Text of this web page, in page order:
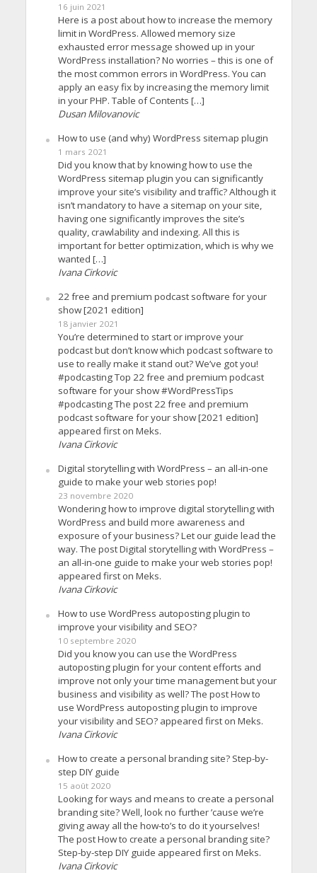
16 juin 2021
Here is a post about how to increase the memory
limit in WordPress. Allowed memory size
exhausted error message showed up in your
WordPress installation? No worries – this is one of
the most common errors in WordPress. You can
apply an easy fix by increasing the memory limit
in your PHP. Table of Contents […]
Dusan Milovanovic
How to use (and why) WordPress sitemap plugin
1 mars 2021
Did you know that by knowing how to use the
WordPress sitemap plugin you can significantly
improve your site’s visibility and traffic? Although it
isn’t mandatory to have a sitemap on your site,
having one significantly improves the site’s
quality, crawlability and indexing. All this is
important for better optimization, which is why we
wanted […]
Ivana Cirkovic
22 free and premium podcast software for your
show [2021 edition]
18 janvier 2021
You’re determined to start or improve your
podcast but don’t know which podcast software to
use to really make it stand out? We’ve got you!
#podcasting Top 22 free and premium podcast
software for your show #WordPressTips
#podcasting The post 22 free and premium
podcast software for your show [2021 edition]
appeared first on Meks.
Ivana Cirkovic
Digital storytelling with WordPress – an all-in-one
guide to make your web stories pop!
23 novembre 2020
Wondering how to improve digital storytelling with
WordPress and build more awareness and
exposure of your business? Let our guide lead the
way. The post Digital storytelling with WordPress –
an all-in-one guide to make your web stories pop!
appeared first on Meks.
Ivana Cirkovic
How to use WordPress autoposting plugin to
improve your visibility and SEO?
10 septembre 2020
Did you know you can use the WordPress
autoposting plugin for your content efforts and
improve not only your time management but your
business and visibility as well? The post How to
use WordPress autoposting plugin to improve
your visibility and SEO? appeared first on Meks.
Ivana Cirkovic
How to create a personal branding site? Step-by-
step DIY guide
15 août 2020
Looking for ways and means to create a personal
branding site? Well, look no further ’cause we’re
giving away all the how-to’s to do it yourselves!
The post How to create a personal branding site?
Step-by-step DIY guide appeared first on Meks.
Ivana Cirkovic